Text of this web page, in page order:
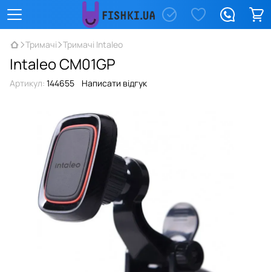
Тримачі Тримачі Intaleo
Intaleo CM01GP
Артикул: 144655 Написати відгук